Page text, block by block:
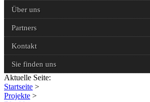
Über uns
Partners
Kontakt
Sie finden uns
Aktuelle Seite:
Startseite >
Projekte >